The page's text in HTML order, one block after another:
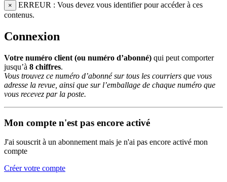
×
ERREUR : Vous devez vous identifier pour accéder à ces
contenus.
Connexion
Votre numéro client (ou numéro d’abonné) qui peut comporter
jusqu’à 8 chiffres.
Vous trouvez ce numéro d’abonné sur tous les courriers que vous
adresse la revue, ainsi que sur l’emballage de chaque numéro que
vous recevez par la poste.
Mon compte n'est pas encore activé
J'ai souscrit à un abonnement mais je n'ai pas encore activé mon
compte
Créer votre compte